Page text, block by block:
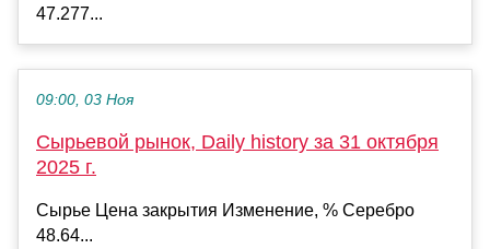
47.277...
09:00, 03 Ноя
Сырьевой рынок, Daily history за 31 октября
2025 г.
Сырье Цена закрытия Изменение, % Серебро
48.64...